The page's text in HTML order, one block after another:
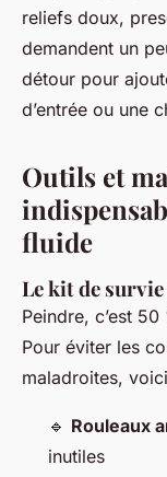
reliefs doux,
demandent un
détour pour
d’entrée ou une
Outils et
fluide
Le kit de
Peindre, c’est
Pour éviter les
maladroites,
🔹 Rouleaux
inutiles